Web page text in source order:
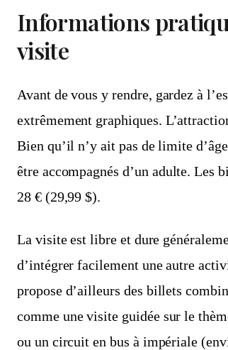
Informations
visite
Avant de vous y rendre, gardez à
extrêmement graphiques.
Bien qu’il n’y ait pas de limite
être accompagnés d’un adulte. Les
28 € (29,99 $).
La visite est libre et dure
d’intégrer facilement une autre
propose d’ailleurs des billets
comme une visite guidée sur le
ou un circuit en bus à impériale